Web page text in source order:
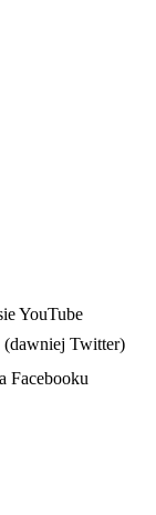
YouTube
(dawniej Twitter)
Facebooku